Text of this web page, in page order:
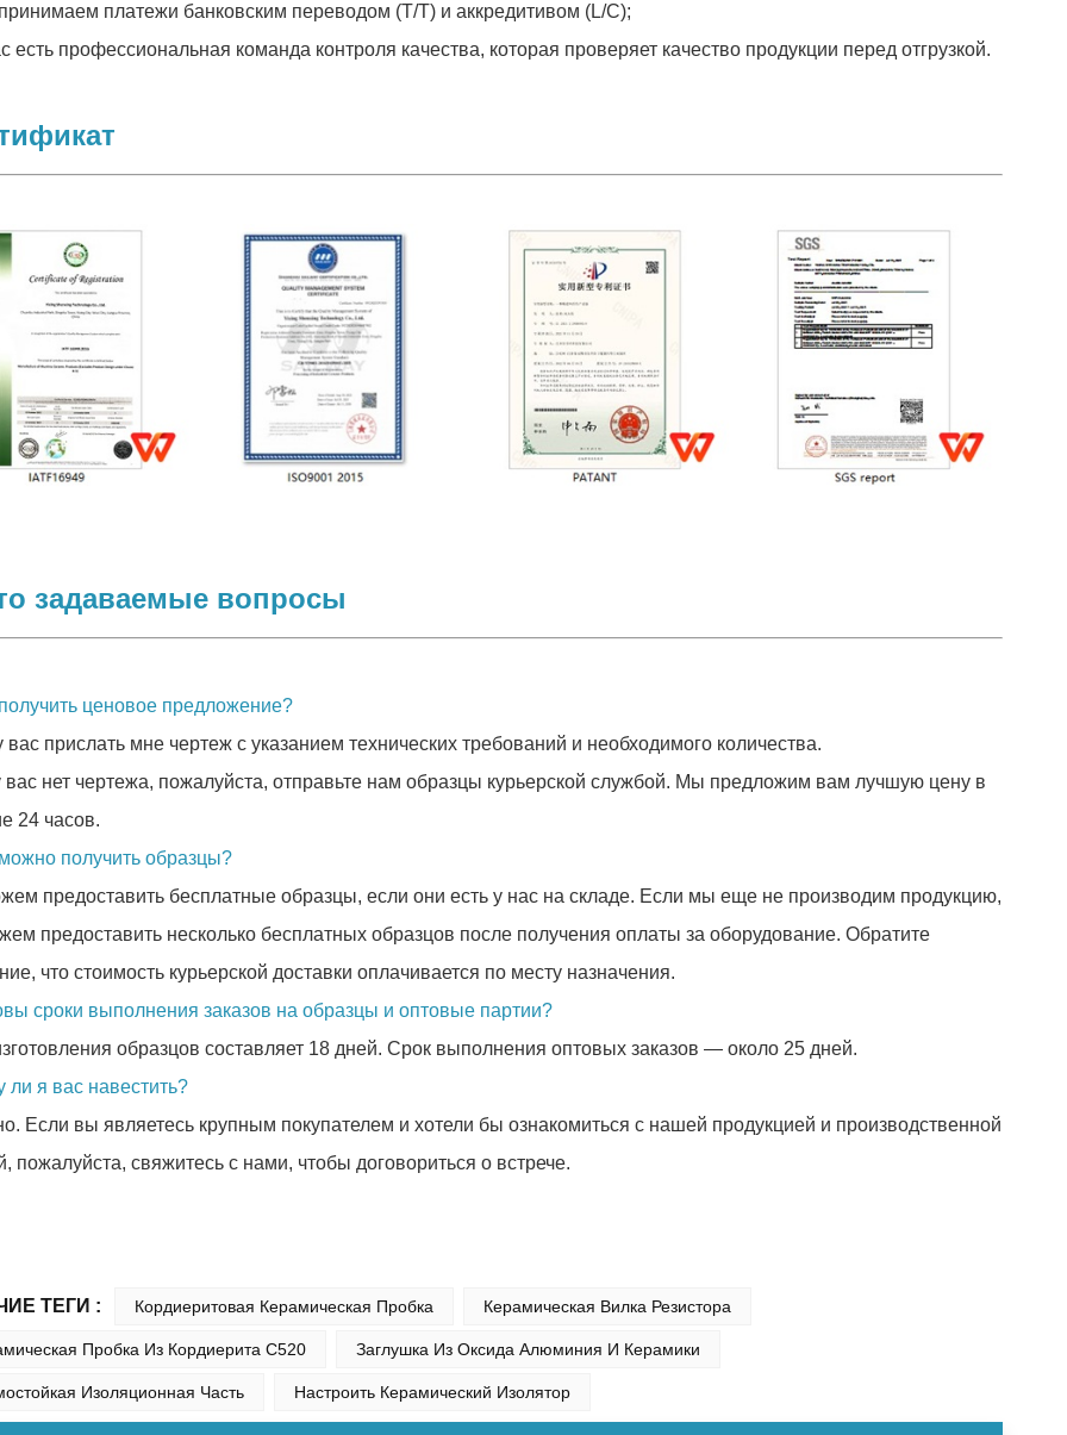
платежи банковским переводом (T/T) и аккредитивом (L/C);
есть профессиональная команда контроля качества, которая проверяет качество продукции перед отгрузкой.
задаваемые вопросы
ценовое предложение?
прислать мне чертеж с указанием технических требований и необходимого количества.
вас нет чертежа, пожалуйста, отправьте нам образцы курьерской службой. Мы предложим вам лучшую цену в
24 часов.
получить образцы?
предоставить бесплатные образцы, если они есть у нас на складе. Если мы еще не производим продукцию,
предоставить несколько бесплатных образцов после получения оплаты за оборудование. Обратите
что стоимость курьерской доставки оплачивается по месту назначения.
сроки выполнения заказов на образцы и оптовые партии?
образцов составляет 18 дней. Срок выполнения оптовых заказов — около 25 дней.
ли я вас навестить?
Если вы являетесь крупным покупателем и хотели бы ознакомиться с нашей продукцией и производственной
пожалуйста, свяжитесь с нами, чтобы договориться о встрече.
ТЕГИ : Кордиеритовая Керамическая Пробка Керамическая Вилка Резистора
Пробка Из Кордиерита C520 Заглушка Из Оксида Алюминия И Керамики
Изоляционная Часть Настроить Керамический Изолятор